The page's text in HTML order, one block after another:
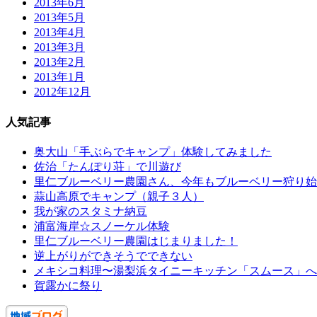
2013年6月
2013年5月
2013年4月
2013年3月
2013年2月
2013年1月
2012年12月
人気記事
奥大山「手ぶらでキャンプ」体験してみました
佐治「たんぽり荘」で川遊び
里仁ブルーベリー農園さん、今年もブルーベリー狩り始
蒜山高原でキャンプ（親子３人）
我が家のスタミナ納豆
浦富海岸☆スノーケル体験
里仁ブルーベリー農園はじまりました！
逆上がりができそうでできない
メキシコ料理〜湯梨浜タイニーキッチン「スムース」へ
賀露かに祭り